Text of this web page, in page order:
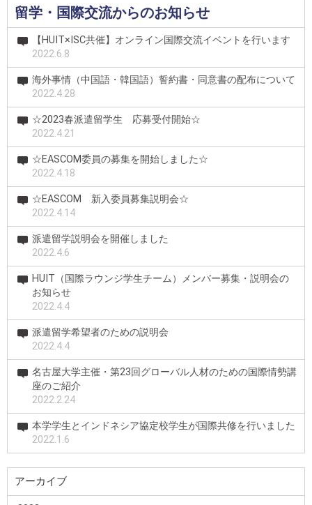
留学・国際交流からのお知らせ
【HUIT×ISC共催】オンライン国際交流イベントを行います
2022.6.8
海外事情（中国語・韓国語）誓約書・同意書の配布について
2022.4.28
☆2023春派遣留学生 応募受付開始☆
2022.4.21
☆EASCOM委員の募集を開始しました☆
2022.4.18
☆EASCOM 新入委員募集説明会☆
2022.4.14
派遣留学説明会を開催しました
2022.4.6
HUIT（国際ラウンジ学生チーム）メンバー募集・説明会の
お知らせ
2022.4.4
派遣留学希望者のための説明会
2022.4.4
名古屋大学主催・第23回グローバル人材のための国際情勢講
座のご紹介
2022.2.24
本学学生とインドネシア協定校学生が国際共修を行いました
2022.1.6
アーカイブ